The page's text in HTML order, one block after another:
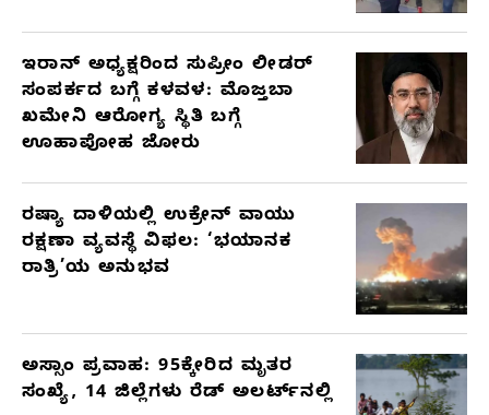
ಇರಾನ್ ಅಧ್ಯಕ್ಷರಿಂದ ಸುಪ್ರೀಂ ಲೀಡರ್
ಸಂಪರ್ಕದ ಬಗ್ಗೆ ಕಳವಳ: ಮೊಜ್ತಬಾ
ಖಮೇನಿ ಆರೋಗ್ಯ ಸ್ಥಿತಿ ಬಗ್ಗೆ
ಊಹಾಪೋಹ ಜೋರು
ರಷ್ಯಾ ದಾಳಿಯಲ್ಲಿ ಉಕ್ರೇನ್ ವಾಯು
ರಕ್ಷಣಾ ವ್ಯವಸ್ಥೆ ವಿಫಲ: ‘ಭಯಾನಕ
ರಾತ್ರಿ’ಯ ಅನುಭವ
ಅಸ್ಸಾಂ ಪ್ರವಾಹ: 95ಕ್ಕೇರಿದ ಮೃತರ
ಸಂಖ್ಯೆ, 14 ಜಿಲ್ಲೆಗಳು ರೆಡ್ ಅಲರ್ಟ್‌ನಲ್ಲಿ